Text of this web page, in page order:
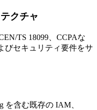
クチャ
TS 18099、CCPAな
びセキュリティ要件をサ
を含む既存の IAM、